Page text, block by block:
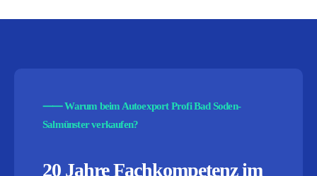
⸺Warum beim Autoexport Profi Bad Soden-
Salmünster verkaufen?
20 Jahre Fachkompetenz im